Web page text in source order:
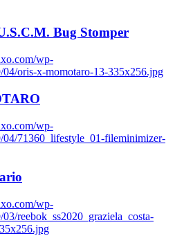
Bug Stomper
wp-
04/oris-x-momotaro-13-335x256.jpg
wp-
04/71360_lifestyle_01-fileminimizer-
wp-
reebok_ss2020_graziela_costa-